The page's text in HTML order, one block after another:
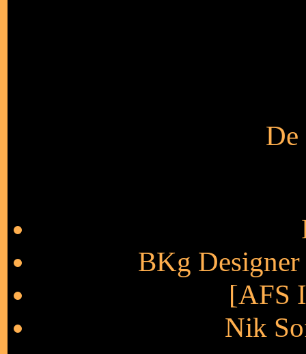
De
BKg
[AFS
Nik